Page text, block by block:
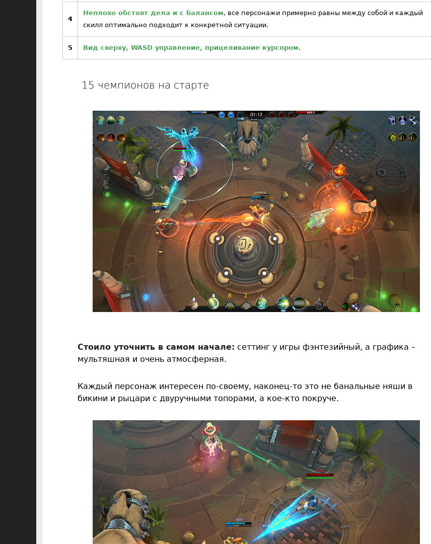
4
Неплохо обстоят дела и с балансом, все персонажи примерно равны между собой и каждый
скилл оптимально подходит к конкретной ситуации.
5 Вид сверху, WASD управление, прицеливание курсором.
15 чемпионов на старте
Стоило уточнить в самом начале: сеттинг у игры фэнтезийный, а графика –
мультяшная и очень атмосферная.
Каждый персонаж интересен по-своему, наконец-то это не банальные няши в
бикини и рыцари с двуручными топорами, а кое-кто покруче.